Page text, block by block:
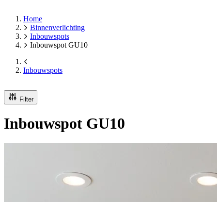
Home
Binnenverlichting
Inbouwspots
Inbouwspot GU10
Inbouwspots
Filter
Inbouwspot GU10